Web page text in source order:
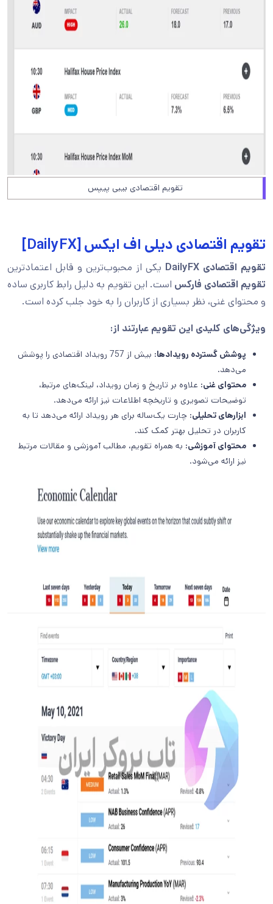
تقویم اقتصادی بیبی پیپس
تقویم اقتصادی دیلی اف ایکس [DailyFX]
تقویم اقتصادی DailyFX
یکی از محبوب‌ترین و قابل اعتمادترین
تقویم‌ اقتصادی فارکس است. این تقویم به دلیل رابط کاربری ساده
و محتوای غنی، نظر بسیاری از کاربران را به خود جلب کرده است.
ویژگی‌های کلیدی این تقویم عبارتند از:
پوشش گسترده رویدادها:
بیش از 757 رویداد اقتصادی را پوشش
می‌دهد.
محتوای غنی: علاوه بر تاریخ و زمان رویداد، لینک‌های مرتبط،
توضیحات تصویری و تاریخچه اطلاعات نیز ارائه می‌دهد.
ابزارهای تحلیلی: چارت یک‌ساله برای هر رویداد ارائه می‌دهد تا به
کاربران در تحلیل بهتر کمک کند.
محتوای آموزشی: به همراه تقویم، مطالب آموزشی و مقالات مرتبط
نیز ارائه می‌شود.